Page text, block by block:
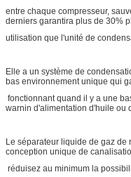
entre chaque compresseur,
derniers garantira plus de 30%
utilisation que l'unité de
Elle a un système de
bas environnement unique qui
fonctionnant quand il y a une
warnin d'alimentation d'huile ou
Le séparateur liquide de gaz de
conception unique de
réduisez au minimum la